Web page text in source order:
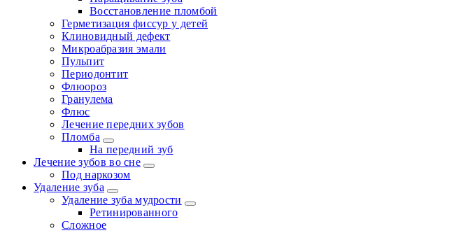
Восстановление пломбой
Герметизация фиссур у детей
Клиновидный дефект
Микроабразия эмали
Пульпит
Периодонтит
Флюороз
Гранулема
Флюс
Лечение передних зубов
Пломба
На передний зуб
Лечение зубов во сне
Под наркозом
Удаление зуба
Удаление зуба мудрости
Ретинированного
Сложное